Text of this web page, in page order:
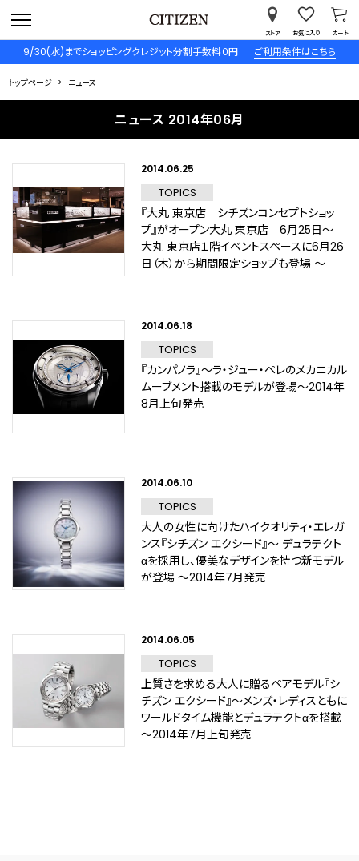
9/30(水)までショッピングクレジット分割手数料０円 ご利用条件はこちら
ストア お気に入り カート
トップページ ニュース
ニュース 2014年06月
2014.06.25
TOPICS
『大丸 東京店 シチズンコンセプトショッ
プ』がオープン大丸 東京店 6月25日～
大丸 東京店１階イベントスペースに6月26
日（木）から期間限定ショップも登場 ～
2014.06.18
TOPICS
『カンパノラ』～ラ・ジュー・ペレのメカニカル
ムーブメント搭載のモデルが登場～2014年
8月上旬発売
2014.06.10
TOPICS
大人の女性に向けたハイクオリティ・エレガ
ンス『シチズン エクシード』～ デュラテクト
αを採用し、優美なデザインを持つ新モデル
が登場 ～2014年7月発売
2014.06.05
TOPICS
上質さを求める大人に贈るペアモデル『シ
チズン エクシード』～メンズ・レディスともに
ワールドタイム機能とデュラテクトαを搭載
～2014年7月上旬発売